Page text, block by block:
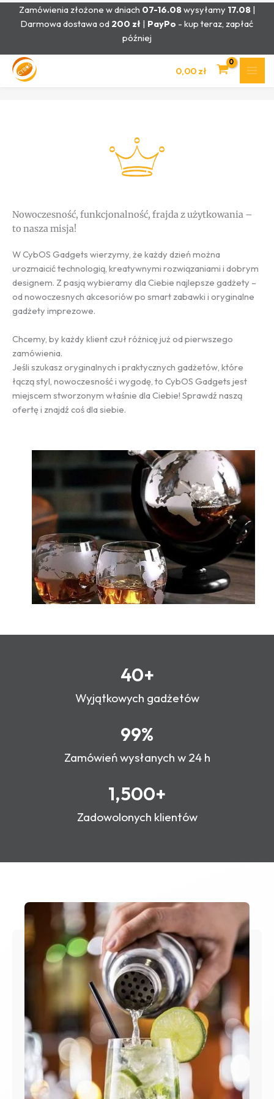
PrzejdźZamówienia złożone w dniach 07-16.08wysyłamy 17.08|
Darmowa dostawa od 200 zł | PayPo - kup teraz, zapłać
później
0,00 zł
Nowoczesność, funkcjonalność, frajda z użytkowania –
to nasza misja!
W CybOS Gadgets wierzymy, że każdy dzień można
urozmaicić technologią, kreatywnymi rozwiązaniami i dobrym
designem. Z pasją wybieramy dla Ciebie najlepsze gadżety –
od nowoczesnych akcesoriów po smart zabawki i oryginalne
gadżety imprezowe.
Chcemy, by każdy klient czuł różnicę już od pierwszego
zamówienia.
Jeśli szukasz oryginalnych i praktycznych gadżetów, które
łączą styl, nowoczesność i wygodę, to CybOS Gadgets jest
miejscem stworzonym właśnie dla Ciebie! Sprawdź naszą
ofertę i znajdź coś dla siebie.
40+
Wyjątkowych gadżetów
99%
Zamówień wysłanych w 24 h
1,500+
Zadowolonych klientów